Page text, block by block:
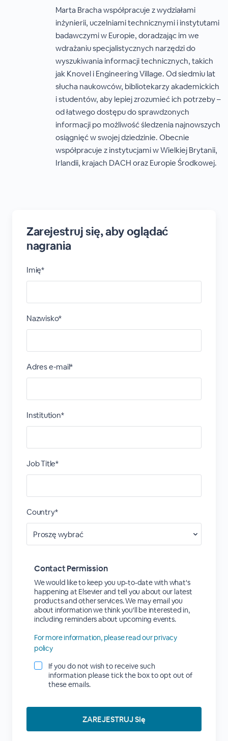
Marta Bracha współpracuje z wydziałami
inżynierii, uczelniami technicznymi i instytutami
badawczymi w Europie, doradzając im we
wdrażaniu specjalistycznych narzędzi do
wyszukiwania informacji technicznych, takich
jak Knovel i Engineering Village. Od siedmiu lat
słucha naukowców, bibliotekarzy akademickich
i studentów, aby lepiej zrozumieć ich potrzeby –
od łatwego dostępu do sprawdzonych
informacji po możliwość śledzenia najnowszych
osiągnięć w swojej dziedzinie. Obecnie
współpracuje z instytucjami w Wielkiej Brytanii,
Irlandii, krajach DACH oraz Europie Środkowej.
Zarejestruj się, aby oglądać
nagrania
Imię*
Nazwisko*
Adres e-mail*
Institution*
Job Title*
Country*
Contact Permission
We would like to keep you up-to-date with what's
happening at Elsevier and tell you about our latest
products and other services. We may email you
about information we think you'll be interested in,
including reminders about upcoming events.
For more information, please read our privacy
policy
If you do not wish to receive such
information please tick the box to opt out of
these emails.